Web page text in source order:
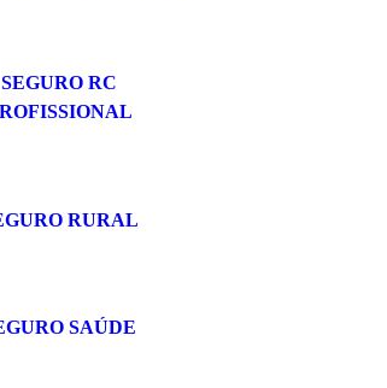
SEGURO RC
RURAL
SAÚDE